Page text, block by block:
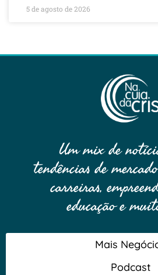
5 de agosto de 2026
Um mix de
tendências de
carreiras,
educação e
Mais
Podcast